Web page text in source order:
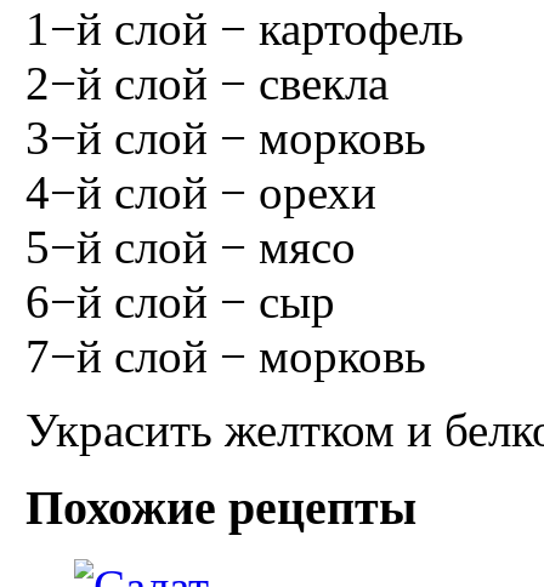
1−й слой − картофель
2−й слой − свекла
3−й слой − морковь
4−й слой − орехи
5−й слой − мясо
6−й слой − сыр
7−й слой − морковь
Украсить желтком и
Похожие рецепты